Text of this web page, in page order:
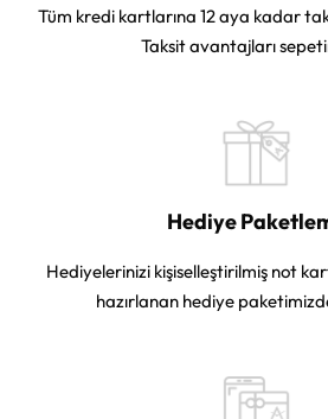
Tüm kredi kartlarına 12 aya kadar
Taksit avantajları
Hediye
Hediyelerinizi kişiselleştirilmiş not
hazırlanan hediye